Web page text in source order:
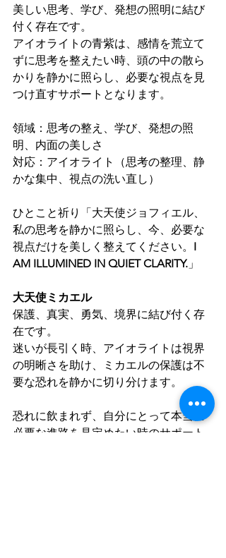
美しい思考、学び、発想の照明に結び
付く存在です。
アイオライトの青紫は、感情を荒立て
ずに思考を整えたい時、頭の中の散ら
かりを静かに照らし、必要な視点を見
つけ直すサポートとなります。
領域：思考の整え、学び、発想の照
明、内面の美しさ
対応：アイオライト（思考の整理、静
かな集中、視点の洗い直し）
ひとこと祈り「大天使ジョフィエル、
私の思考を静かに照らし、今、必要な
視点だけを美しく整えてください。 I
AM ILLUMINED IN QUIET CLARITY. 」
大天使ミカエル
保護、真実、勇気、境界に結び付く存
在です。
迷いが長引く時、アイオライトは視界
の明晰さを助け、ミカエルの保護は不
要な恐れを静かに切り分けます。
恐れに飲まれず、自分にとって本当に
必要な進路を見定めたい時のサポート